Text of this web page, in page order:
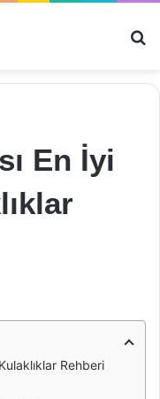
En İyi
Rehberi